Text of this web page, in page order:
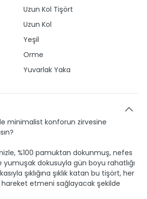
Uzun Kol Tişört
Uzun Kol
Yeşil
Orme
Yuvarlak Yaka
minimalist konforun zirvesine
%100 pamuktan dokunmuş, nefes
yumuşak dokusuyla gün boyu rahatlığı
şıklığına şıklık katan bu tişört, her
hareket etmeni sağlayacak şekilde